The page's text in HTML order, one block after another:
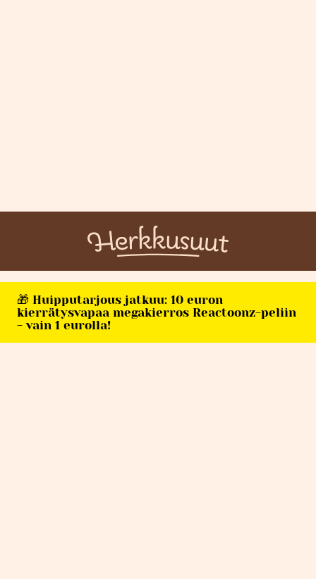
🎁 Huipputarjous jatkuu: 10 euron
kierrätysvapaa megakierros Reactoonz-peliin
- vain 1 eurolla!